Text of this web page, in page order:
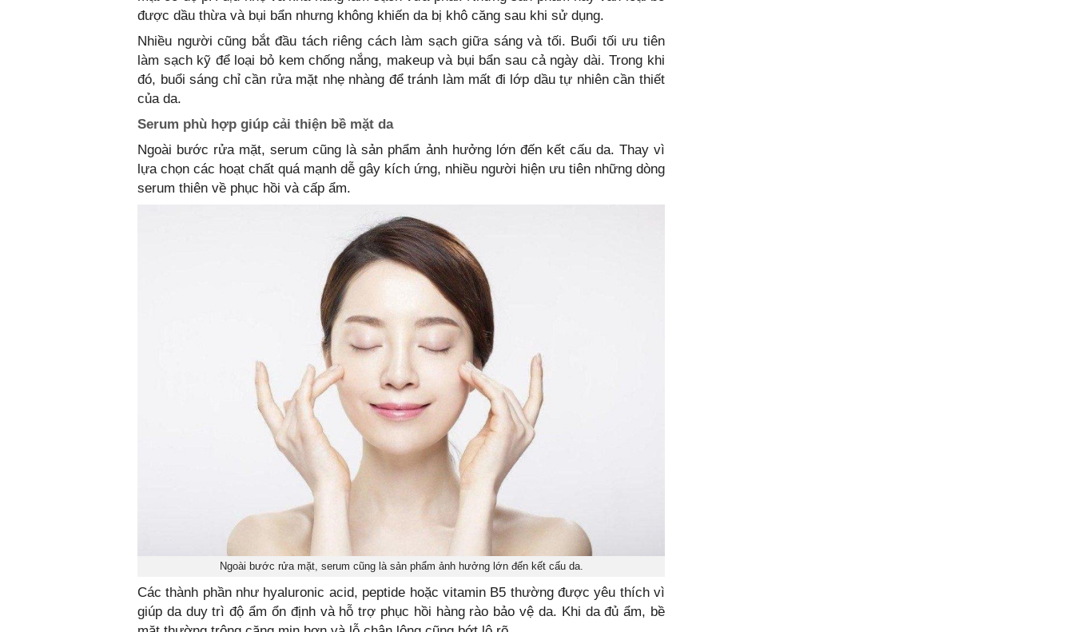
được dầu thừa và bụi bẩn nhưng không khiến da bị khô căng sau khi sử dụng.
Nhiều người cũng bắt đầu tách riêng cách làm sạch giữa sáng và tối. Buổi tối ưu tiên
làm sạch kỹ để loại bỏ kem chống nắng, makeup và bụi bẩn sau cả ngày dài. Trong khi
đó, buổi sáng chỉ cần rửa mặt nhẹ nhàng để tránh làm mất đi lớp dầu tự nhiên cần thiết
của da.
Serum phù hợp giúp cải thiện bề mặt da
Ngoài bước rửa mặt, serum cũng là sản phẩm ảnh hưởng lớn đến kết cấu da. Thay vì
lựa chọn các hoạt chất quá mạnh dễ gây kích ứng, nhiều người hiện ưu tiên những dòng
serum thiên về phục hồi và cấp ẩm.
Ngoài bước rửa mặt, serum cũng là sản phẩm ảnh hưởng lớn đến kết cấu da.
Các thành phần như hyaluronic acid, peptide hoặc vitamin B5 thường được yêu thích vì
giúp da duy trì độ ẩm ổn định và hỗ trợ phục hồi hàng rào bảo vệ da. Khi da đủ ẩm, bề